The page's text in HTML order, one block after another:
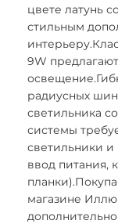
цвете латунь
стильным
9W
радиусных
светильника
системы
светильники
ввод питания,
магазине